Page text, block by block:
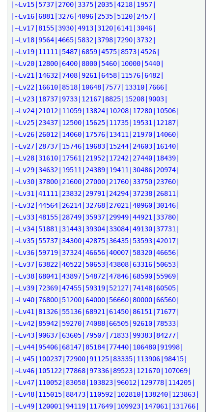
|~Lv15|5737|2700|3375|2035|4218|1957|
|~Lv16|6881|3276|4096|2535|5120|2457|
|~Lv17|8155|3930|4913|3120|6141|3046|
|~Lv18|9564|4665|5832|3798|7290|3732|
|~Lv19|11111|5487|6859|4575|8573|4526|
|~Lv20|12800|6400|8000|5460|10000|5440|
|~Lv21|14632|7408|9261|6458|11576|6482|
|~Lv22|16610|8518|10648|7577|13310|7666|
|~Lv23|18737|9733|12167|8825|15208|9003|
|~Lv24|21012|11059|13824|10208|17280|10506|
|~Lv25|23437|12500|15625|11735|19531|12187|
|~Lv26|26012|14060|17576|13411|21970|14060|
|~Lv27|28737|15746|19683|15244|24603|16140|
|~Lv28|31610|17561|21952|17242|27440|18439|
|~Lv29|34632|19511|24389|19411|30486|20974|
|~Lv30|37800|21600|27000|21760|33750|23760|
|~Lv31|41111|23832|29791|24294|37238|26811|
|~Lv32|44564|26214|32768|27021|40960|30146|
|~Lv33|48155|28749|35937|29949|44921|33780|
|~Lv34|51881|31443|39304|33084|49130|37731|
|~Lv35|55737|34300|42875|36435|53593|42017|
|~Lv36|59719|37324|46656|40007|58320|46656|
|~Lv37|63822|40522|50653|43808|63316|50653|
|~Lv38|68041|43897|54872|47846|68590|55969|
|~Lv39|72369|47455|59319|52127|74148|60505|
|~Lv40|76800|51200|64000|56660|80000|66560|
|~Lv41|81326|55136|68921|61450|86151|71677|
|~Lv42|85942|59270|74088|66505|92610|78533|
|~Lv43|90637|63605|79507|71833|99383|84277|
|~Lv44|95406|68147|85184|77440|106480|91998|
|~Lv45|100237|72900|91125|83335|113906|98415|
|~Lv46|105122|77868|97336|89523|121670|107069|
|~Lv47|110052|83058|103823|96012|129778|114205|
|~Lv48|115015|88473|110592|102810|138240|123863|
|~Lv49|120001|94119|117649|109923|147061|131766|